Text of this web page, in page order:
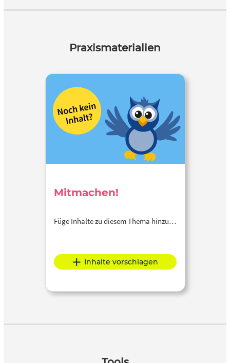
Praxismaterialien
Mitmachen!
Füge Inhalte zu diesem Thema hinzu…
Inhalte vorschlagen